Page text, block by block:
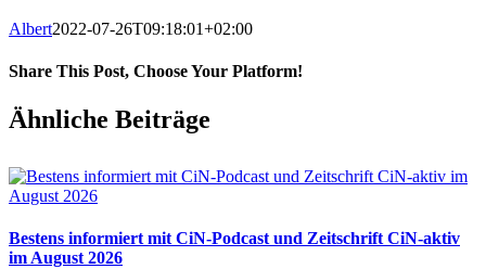
Albert2022-07-26T09:18:01+02:00
Share This Post, Choose Your Platform!
Facebook
X
WhatsApp
Pinterest
E-
Mail
Ähnliche Beiträge
Bestens informiert mit CiN-Podcast und Zeitschrift CiN-aktiv
im August 2026